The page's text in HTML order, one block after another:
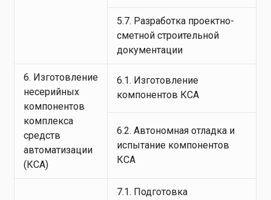
5.7. Разработка проектно-
сметной строительной
документации
6. Изготовление
несерийных
компонентов
комплекса
средств
автоматизации
(КСА)
6.1. Изготовление
компонентов КСА
6.2. Автономная отладка и
испытание компонентов
КСА
7.1. Подготовка